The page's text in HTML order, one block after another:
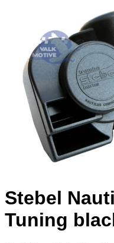
Stebel
Tuning